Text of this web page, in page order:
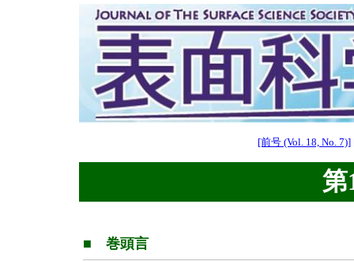
[前号 (Vol. 18, No. 7)]
第
■ 巻頭言